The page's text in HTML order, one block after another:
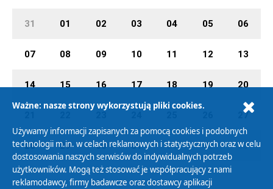
31 01 02 03 04 05 06
07 08 09 10 11 12 13
14 15 16 17 18 19 20
27
28 29 30 31 01 02 03
Ważne: nasze strony wykorzystują pliki cookies.
Używamy informacji zapisanych za pomocą cookies i podobnych
technologii m.in. w celach reklamowych i statystycznych oraz w celu
dostosowania naszych serwisów do indywidualnych potrzeb
użytkowników. Mogą też stosować je współpracujący z nami
reklamodawcy, firmy badawcze oraz dostawcy aplikacji